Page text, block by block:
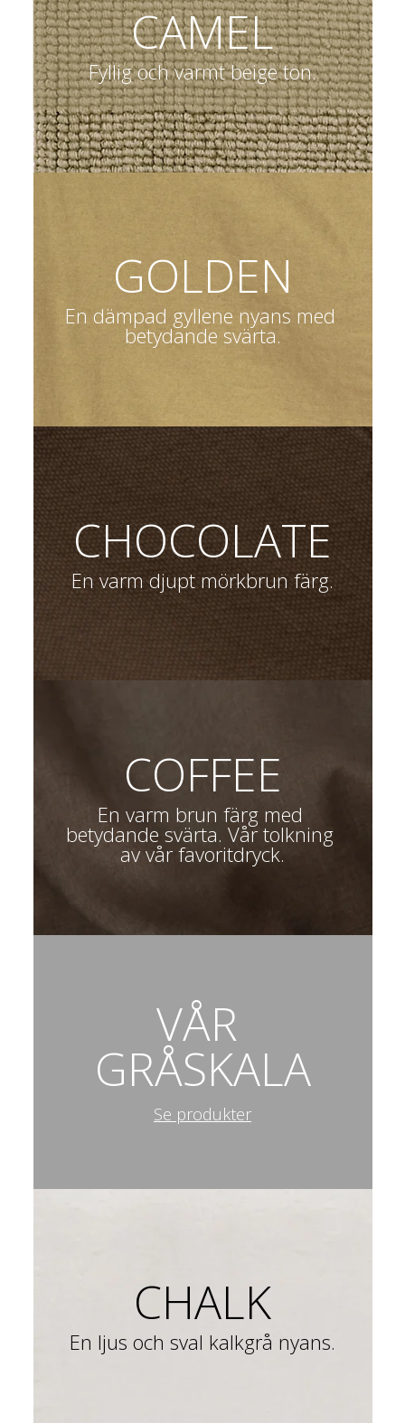
CAMEL
Fyllig och varmt beige ton.
GOLDEN
En dämpad gyllene nyans med
betydande svärta.
CHOCOLATE
En varm djupt mörkbrun färg.
COFFEE
En varm brun färg med
betydande svärta. Vår tolkning
av vår favoritdryck.
VÅR
GRÅSKALA
Se produkter
CHALK
En ljus och sval kalkgrå nyans.